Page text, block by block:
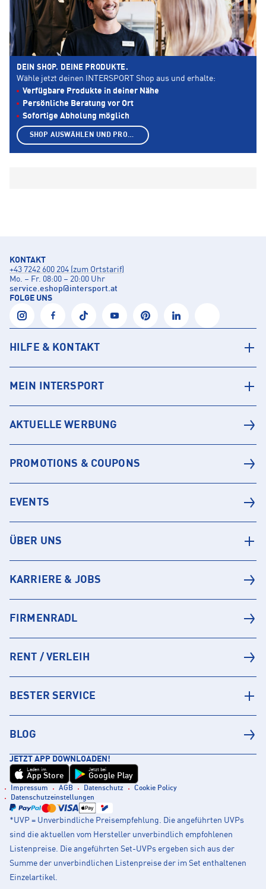
DEIN SHOP. DEINE PRODUKTE.
Wähle jetzt deinen INTERSPORT Shop aus und erhalte:
Verfügbare Produkte in deiner Nähe
Persönliche Beratung vor Ort
Sofortige Abholung möglich
SHOP AUSWÄHLEN UND PRODUKTE ANZEIGEN
KONTAKT
+43 7242 600 204 (zum Ortstarif)
Mo. – Fr. 08:00 – 20:00 Uhr
service.eshop@intersport.at
FOLGE UNS
HILFE & KONTAKT
MEIN INTERSPORT
AKTUELLE WERBUNG
PROMOTIONS & COUPONS
EVENTS
ÜBER UNS
KARRIERE & JOBS
FIRMENRADL
RENT / VERLEIH
BESTER SERVICE
BLOG
JETZT APP DOWNLOADEN!
Laden im
App Store
Jetzt bei
Google Play
Impressum AGB Datenschutz
Cookie Policy
Datenschutzeinstellungen
*UVP = Unverbindliche Preisempfehlung. Die angeführten UVPs
sind die aktuellen vom Hersteller unverbindlich empfohlenen
Listenpreise. Die angeführten Set-UVPs ergeben sich aus der
Summe der unverbindlichen Listenpreise der im Set enthaltenen
Einzelartikel.